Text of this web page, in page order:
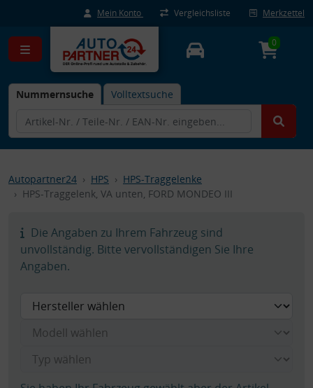
Mein Konto Vergleichsliste Merkzettel
Nummernsuche Volltextsuche
0
Autopartner24 HPS
HPS-Traggelenke
HPS-Traggelenk, VA unten, FORD MONDEO III
Die Angaben zu Ihrem Fahrzeug sind
unvollständig. Bitte vervollständigen Sie Ihre
Angaben.